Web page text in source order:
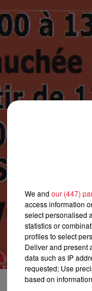
We and our (447)
access information
select personalised
statistics or
profiles to select
Deliver and present
data such as IP
requested; Use
based on